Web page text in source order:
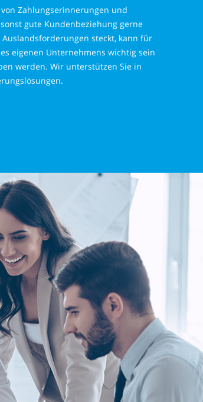
Zahlungserinnerungen und
gute Kundenbeziehung gerne
steckt, kann für
eigenen Unternehmens wichtig sein
werden. Wir unterstützen Sie in